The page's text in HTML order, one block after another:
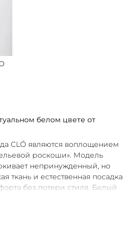
белом цвете от
CLÓ являются воплощением
роскоши». Модель
непринужденный, но
ткань и естественная посадка
без потери стиля. Белый
Такая рубашка легко